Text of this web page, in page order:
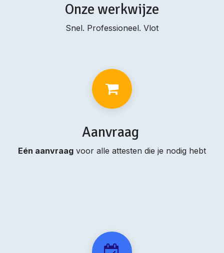
Onze werkwijze
Snel. Professioneel. Vlot
Aanvraag
Eén aanvraag voor alle attesten die je nodig hebt